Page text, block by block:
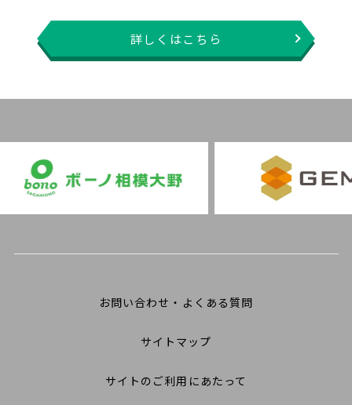
詳しくはこちら
お問い合わせ・よくある質問
サイトマップ
サイトのご利用にあたって